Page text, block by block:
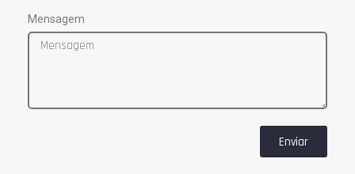
Mensagem
Enviar